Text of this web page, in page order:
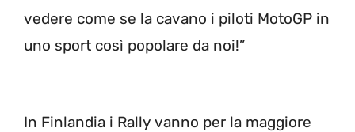
vedere come se la cavano i piloti MotoGP in
uno sport così popolare da noi!”
In Finlandia i Rally vanno per la maggiore